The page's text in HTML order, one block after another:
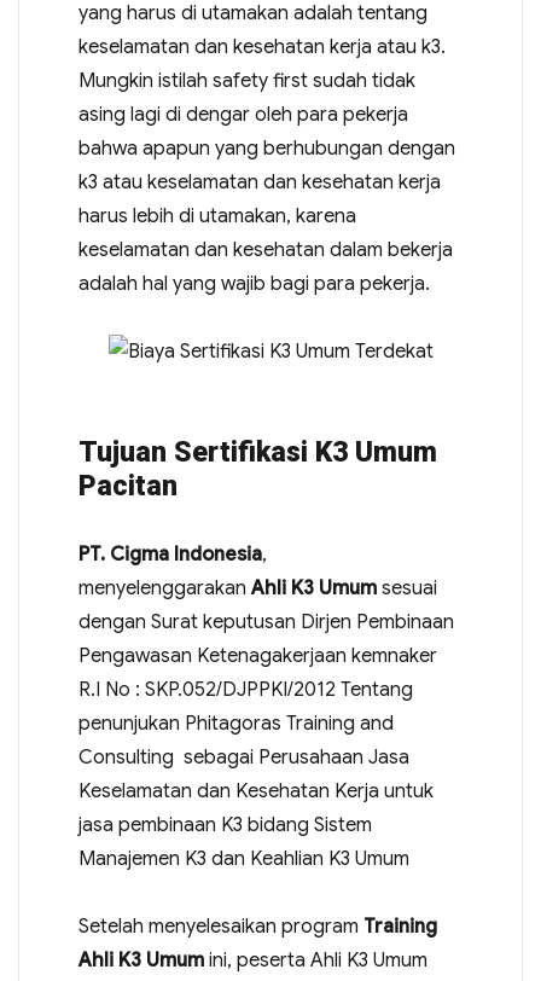
yang harus di utamakan adalah tentang
keselamatan dan kesehatan kerja atau k3.
Mungkin istilah safety first sudah tidak
asing lagi di dengar oleh para pekerja
bahwa apapun yang berhubungan dengan
k3 atau keselamatan dan kesehatan kerja
harus lebih di utamakan, karena
keselamatan dan kesehatan dalam bekerja
adalah hal yang wajib bagi para pekerja.
Tujuan Sertifikasi K3 Umum
Pacitan
PT. Cigma Indonesia,
menyelenggarakanAhli K3 Umumsesuai
dengan Surat keputusan Dirjen Pembinaan
Pengawasan Ketenagakerjaan kemnaker
R.I No : SKP.052/DJPPKI/2012 Tentang
penunjukan Phitagoras Training and
Consulting sebagai Perusahaan Jasa
Keselamatan dan Kesehatan Kerja untuk
jasa pembinaan K3 bidang Sistem
Manajemen K3 dan Keahlian K3 Umum
Setelah menyelesaikan program Training
Ahli K3 Umumini, peserta Ahli K3 Umum